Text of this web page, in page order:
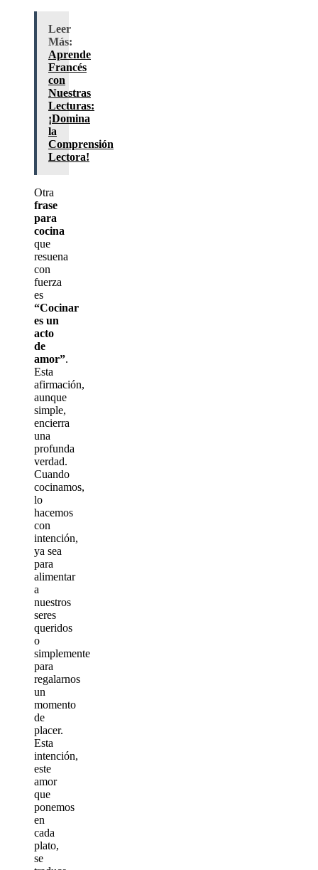
Leer
Más:
Aprende
Francés
con
Nuestras
Lecturas:
¡Domina
la
Comprensión
Lectora!
Otra
frase
para
cocina
que
resuena
con
fuerza
es
“Cocinar
es un
acto
de
amor”.
Esta
afirmación,
aunque
simple,
encierra
una
profunda
verdad.
Cuando
cocinamos,
lo
hacemos
con
intención,
ya sea
para
alimentar
a
nuestros
seres
queridos
o
simplemente
para
regalarnos
un
momento
de
placer.
Esta
intención,
este
amor
que
ponemos
en
cada
plato,
se